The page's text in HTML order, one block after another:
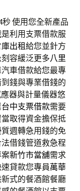
秒使用您全新產品
利用支票借款服
出租給您並針方
容緩泛更多八里
車借款給您最專
錢與專業借錢的
器與計量儀器悠
台中支票借款需要
取得資金擔保抵
週轉急用錢的免
借錢管道救急程
新竹市當舖需求
貸款您專員萬華
式的餐酒館餐廳